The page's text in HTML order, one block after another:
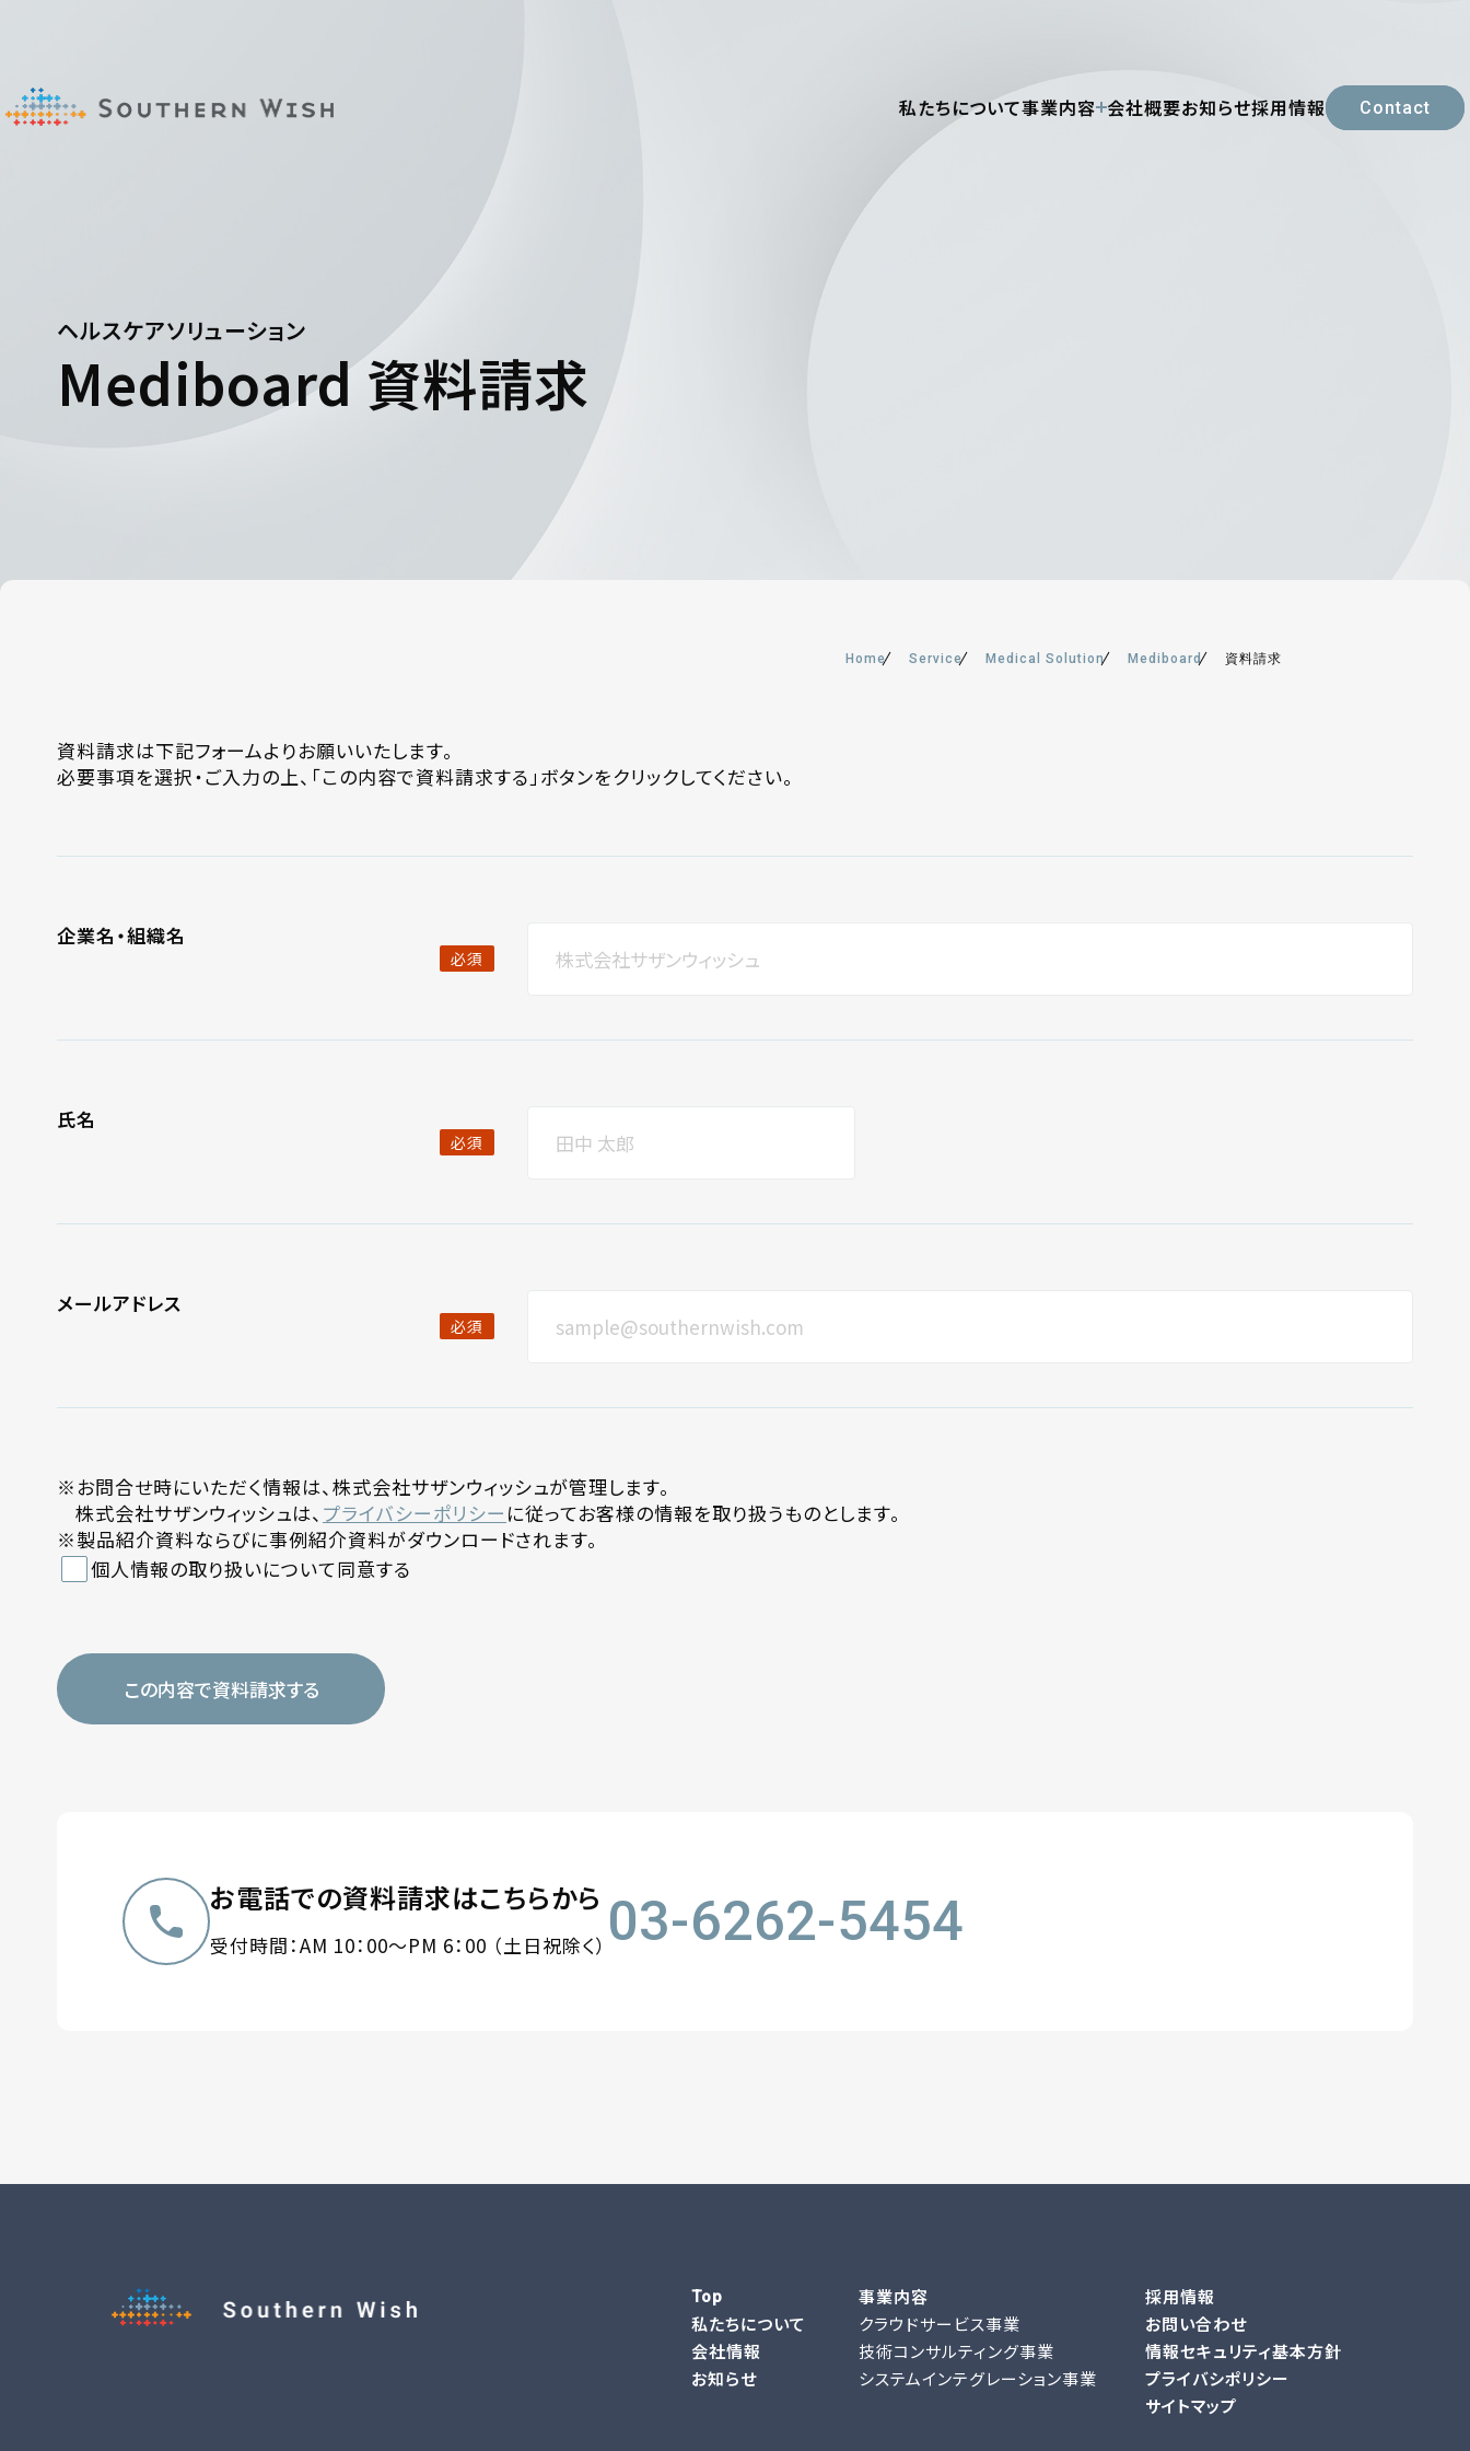
私たちについて事業内容 会社概要お知らせ採用情報 Contact
ヘルスケアソリューション
Mediboard資料請求
Home Service Medical Solution Mediboard 資料請求
資料請求は下記フォームよりお願いいたします。
必要事項を選択・ご入力の上、「この内容で資料請求する」ボタンをクリックしてください。
企業名・組織名
必須
氏名
必須
メールアドレス
必須
※お問合せ時にいただく情報は、株式会社サザンウィッシュが管理します。
株式会社サザンウィッシュは、 プライバシーポリシー に従ってお客様の情報を取り扱うものとします。
※製品紹介資料ならびに事例紹介資料がダウンロードされます。
個人情報の取り扱いについて同意する
お電話での資料請求はこちらから
受付時間：AM 10：00～PM 6：00 （土日祝除く） 03-6262-5454
Top
私たちについて
会社情報
お知らせ
事業内容
クラウドサービス事業
技術コンサルティング事業
システムインテグレーション事業
採用情報
お問い合わせ
情報セキュリティ基本方針
プライバシポリシー
サイトマップ